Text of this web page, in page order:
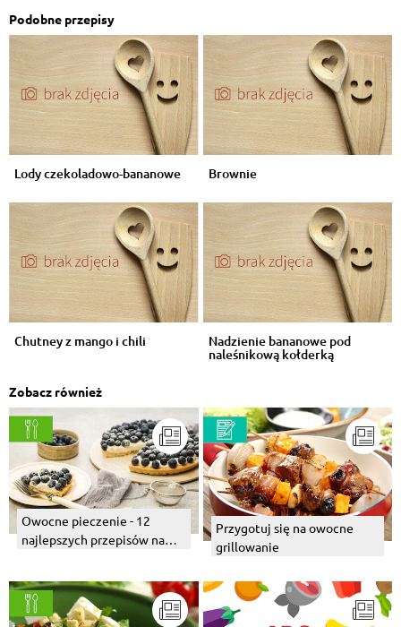
Podobne przepisy
Lody czekoladowo-bananowe Brownie
Chutney z mango i chili Nadzienie bananowe pod
naleśnikową kołderką
Zobacz również
Owocne pieczenie - 12
najlepszych przepisów na
Przygotuj się na owocne
grillowanie